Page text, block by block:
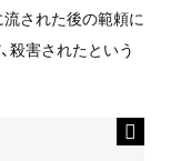
された後の範頼に
殺害されたという